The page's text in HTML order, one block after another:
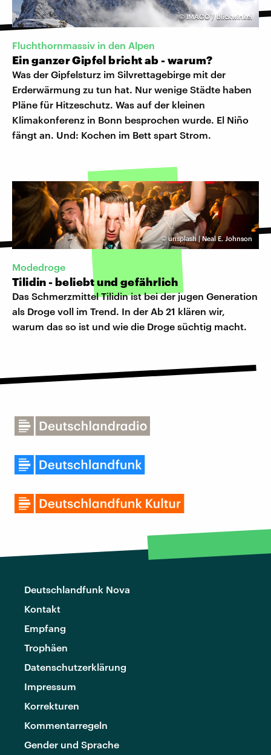
©IMAGO / blickwinkel
Fluchthornmassiv in den Alpen
Ein ganzer Gipfel bricht ab - warum?
Was der Gipfelsturz im Silvrettagebirge mit der
Erderwärmung zu tun hat. Nur wenige Städte haben
Pläne für Hitzeschutz. Was auf der kleinen
Klimakonferenz in Bonn besprochen wurde. El Niño
fängt an. Und: Kochen im Bett spart Strom.
©unsplash | Neal E. Johnson
Modedroge
Tilidin - beliebt und gefährlich
Das Schmerzmittel Tilidin ist bei der jugen Generation
als Droge voll im Trend. In der Ab 21 klären wir,
warum das so ist und wie die Droge süchtig macht.
Deutschlandfunk Nova
Kontakt
Empfang
Trophäen
Datenschutzerklärung
Impressum
Korrekturen
Kommentarregeln
Gender und Sprache